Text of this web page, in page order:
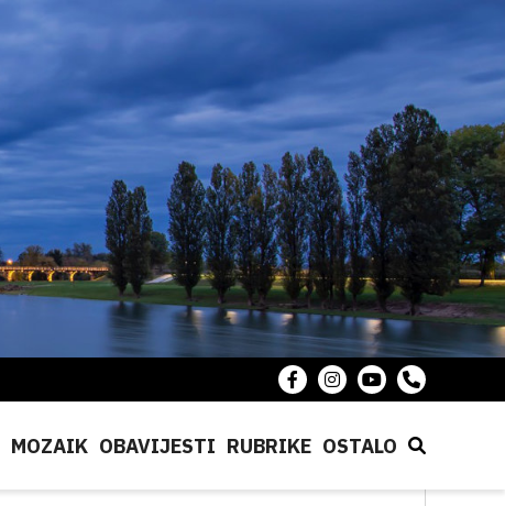
MOZAIK OBAVIJESTI RUBRIKE OSTALO